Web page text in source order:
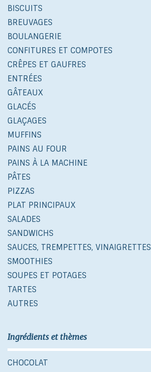
BISCUITS
BREUVAGES
BOULANGERIE
CONFITURES ET COMPOTES
CRÊPES ET GAUFRES
ENTRÉES
GÂTEAUX
GLACÉS
GLAÇAGES
MUFFINS
PAINS AU FOUR
PAINS À LA MACHINE
PÂTES
PIZZAS
PLAT PRINCIPAUX
SALADES
SANDWICHS
SAUCES, TREMPETTES, VINAIGRETTES
SMOOTHIES
SOUPES ET POTAGES
TARTES
AUTRES
Ingrédients et thèmes
CHOCOLAT